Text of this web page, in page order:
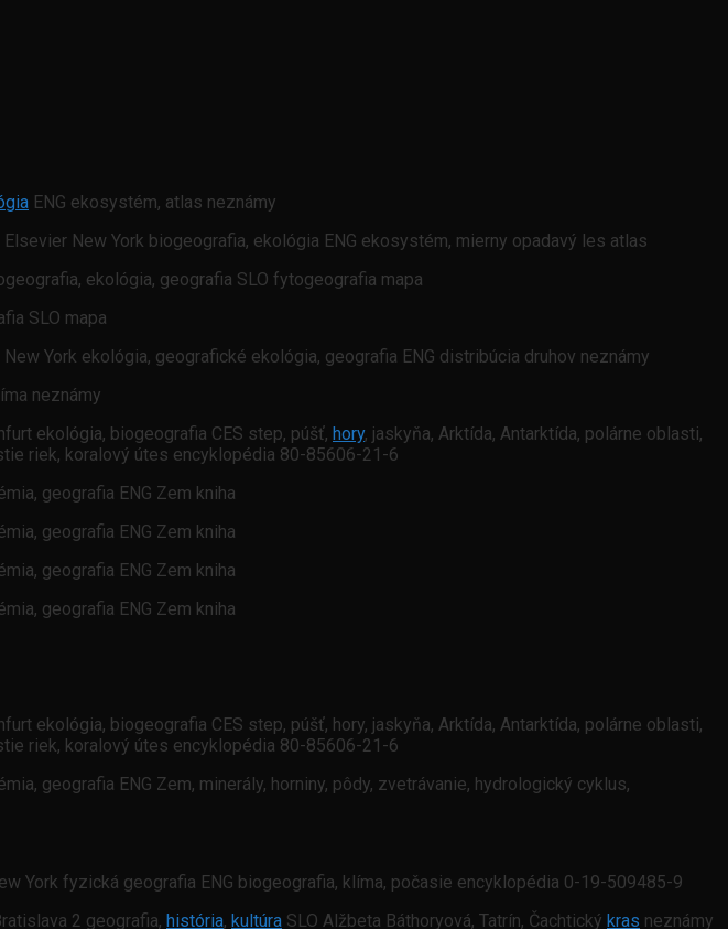
ENG ekosystém, atlas neznámy
New York biogeografia, ekológia ENG ekosystém, mierny opadavý les atlas
ekológia, geografia SLO fytogeografia mapa
SLO mapa
York ekológia, geografické ekológia, geografia ENG distribúcia druhov neznámy
neznámy
ekológia, biogeografia CES step, púšť, hory, jaskyňa, Arktída, Antarktída, polárne oblasti,
riek, koralový útes encyklopédia 80-85606-21-6
geografia ENG Zem kniha
geografia ENG Zem kniha
geografia ENG Zem kniha
geografia ENG Zem kniha
ekológia, biogeografia CES step, púšť, hory, jaskyňa, Arktída, Antarktída, polárne oblasti,
riek, koralový útes encyklopédia 80-85606-21-6
geografia ENG Zem, minerály, horniny, pôdy, zvetrávanie, hydrologický cyklus,
York fyzická geografia ENG biogeografia, klíma, počasie encyklopédia 0-19-509485-9
2 geografia, história, kultúra SLO Alžbeta Báthoryová, Tatrín, Čachtický kras neznámy